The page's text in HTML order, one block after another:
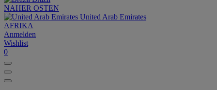
NAHER OSTEN
United Arab Emirates
AFRIKA
Anmelden
Wishlist
0